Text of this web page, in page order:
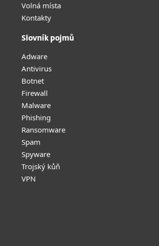
Volná místa
Kontakty
Slovník pojmů
Adware
Antivirus
Botnet
Firewall
Malware
Phishing
Ransomware
Spam
Spyware
Trojský kůň
VPN